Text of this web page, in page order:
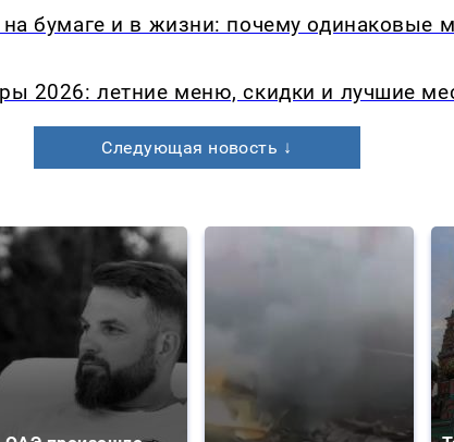
на бумаге и в жизни: почему одинаковые
2026: летние меню, скидки и лучшие
Следующая новость ↓